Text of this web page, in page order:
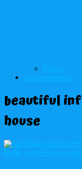
Event
Achievements
beautiful
house